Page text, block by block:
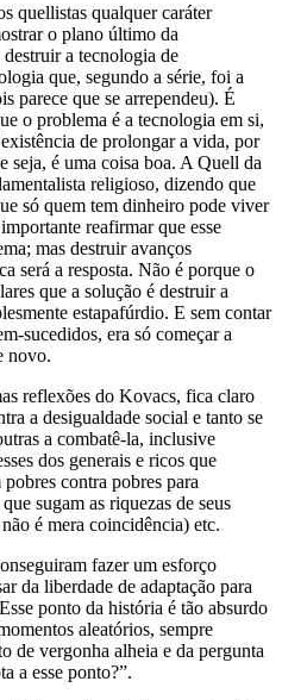
quellistas qualquer caráter
o plano último da
a tecnologia de
que, segundo a série, foi a
parece que se arrependeu). É
o problema é a tecnologia em si,
de prolongar a vida, por
seja, é uma coisa boa. A Quell da
religioso, dizendo que
só quem tem dinheiro pode viver
reafirmar que esse
mas destruir avanços
será a resposta. Não é porque o
que a solução é destruir a
estapafúrdio. E sem contar
sucedidos, era só começar a
novo.
reflexões do Kovacs, fica claro
a desigualdade social e tanto se
a combatê-la, inclusive
dos generais e ricos que
contra pobres para
sugam as riquezas de seus
é mera coincidência) etc.
fazer um esforço
da liberdade de adaptação para
ponto da história é tão absurdo
aleatórios, sempre
de vergonha alheia e da pergunta
a esse ponto?”.